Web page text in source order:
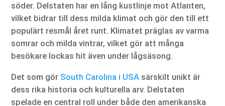
söder. Delstaten har en lång kustlinje mot Atlanten,
vilket bidrar till dess milda klimat och gör den till ett
populärt resmål året runt. Klimatet präglas av varma
somrar och milda vintrar, vilket gör att många
besökare lockas hit även under lågsäsong.
Det som gör South Carolina i USA särskilt unikt är
dess rika historia och kulturella arv. Delstaten
spelade en central roll under både den amerikanska